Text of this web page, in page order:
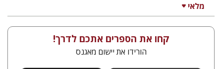
מלאי
קחו את הספרים אתכם לדרך!
הורידו את יישום מאגנס